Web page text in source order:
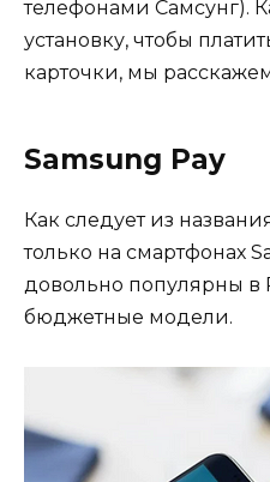
телефонами Самсунг).
установку, чтобы
карточки, мы
Samsung Pay
Как следует из
только на смартфонах
довольно популярны в
бюджетные модели.